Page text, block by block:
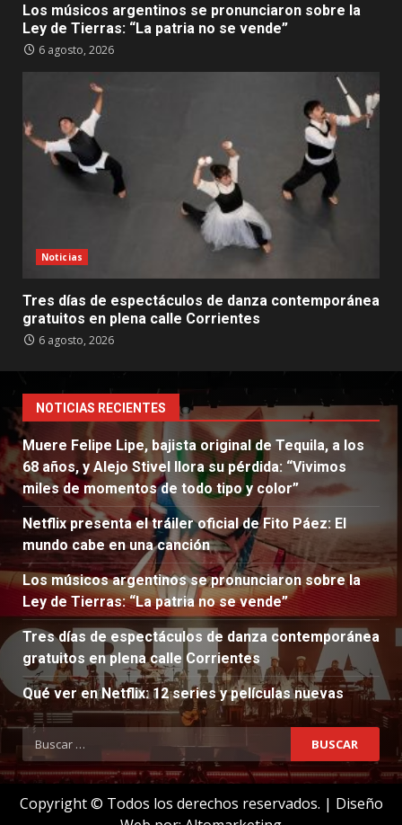
Los músicos argentinos se pronunciaron sobre la
Ley de Tierras: “La patria no se vende”
6 agosto, 2026
Noticias
Tres días de espectáculos de danza contemporánea
gratuitos en plena calle Corrientes
6 agosto, 2026
NOTICIAS RECIENTES
Muere Felipe Lipe, bajista original de Tequila, a los
68 años, y Alejo Stivel llora su pérdida: “Vivimos
miles de momentos de todo tipo y color”
Netflix presenta el tráiler oficial de Fito Páez: El
mundo cabe en una canción
Los músicos argentinos se pronunciaron sobre la
Ley de Tierras: “La patria no se vende”
Tres días de espectáculos de danza contemporánea
gratuitos en plena calle Corrientes
Qué ver en Netflix: 12 series y películas nuevas
Buscar:
Copyright © Todos los derechos reservados. | Diseño